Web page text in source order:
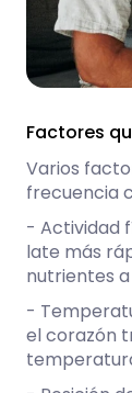
Factores
Varios
frecuencia
- Actividad
late más
nutrientes
-
el corazón